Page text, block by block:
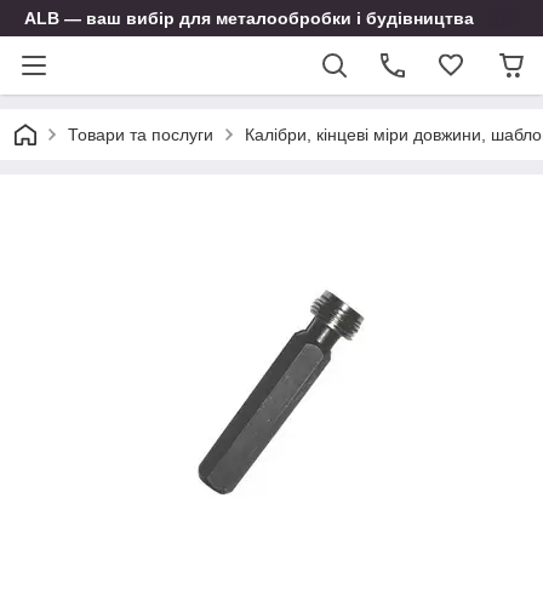
ALB — ваш вибір для металообробки і будівництва
Товари та послуги Калібри, кінцеві міри довжини,